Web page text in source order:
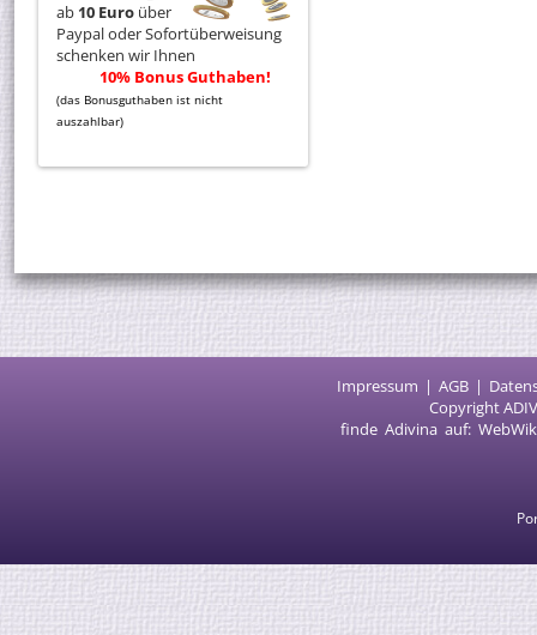
ab 10 Euro über
Paypal oder Sofortüberweisung
schenken wir Ihnen
10% Bonus Guthaben!
(das Bonusguthaben ist nicht
auszahlbar)
Impressum AGB
Copyright
finde Adivina auf: